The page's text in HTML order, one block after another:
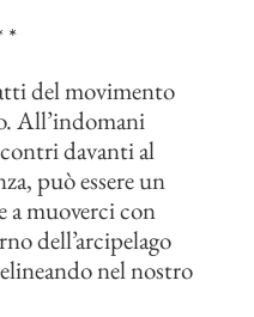
*
del movimento
All’indomani
davanti al
può essere un
a muoverci con
dell’arcipelago
nel nostro